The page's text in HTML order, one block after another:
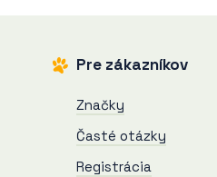
Pre zákazníkov
Značky
Časté otázky
Registrácia